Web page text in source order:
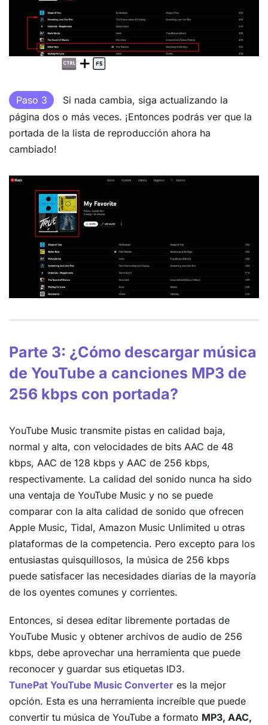
Paso 3
Si nada cambia, siga actualizando la
página dos o más veces. ¡Entonces podrás ver que la
portada de la lista de reproducción ahora ha
cambiado!
Parte 3: ¿Cómo descargar música
de YouTube a canciones MP3 de
256 kbps con portada?
YouTube Music transmite pistas en calidad baja,
normal y alta, con velocidades de bits AAC de 48
kbps, AAC de 128 kbps y AAC de 256 kbps,
respectivamente. La calidad del sonido nunca ha sido
una ventaja de YouTube Music y no se puede
comparar con la alta calidad de sonido que ofrecen
Apple Music, Tidal, Amazon Music Unlimited u otras
plataformas de la competencia. Pero excepto para los
entusiastas quisquillosos, la música de 256 kbps
puede satisfacer las necesidades diarias de la mayoría
de los oyentes comunes y corrientes.
Entonces, si desea editar libremente portadas de
YouTube Music y obtener archivos de audio de 256
kbps, debe aprovechar una herramienta que puede
reconocer y guardar sus etiquetas ID3.
TunePat YouTube Music Converter es la mejor
opción. Esta es una herramienta increíble que puede
convertir tu música de YouTube a formato MP3, AAC,